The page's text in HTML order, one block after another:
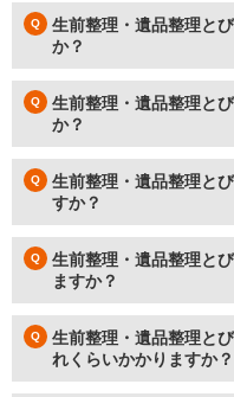
生前整理・遺品整理と
か？
生前整理・遺品整理と
か？
生前整理・遺品整理と
すか？
生前整理・遺品整理と
ますか？
生前整理・遺品整理と
れくらいかかりますか？